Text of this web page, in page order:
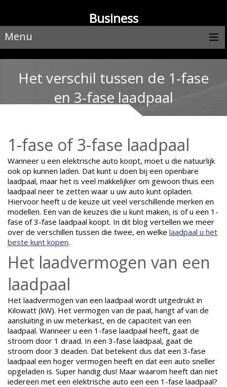
Business
Menu
Het verschil tussen de 1-fase
en 3-fase laadpaal
1-fase of 3-fase laadpaal
Wanneer u een elektrische auto koopt, moet u die natuurlijk
ook op kunnen laden. Dat kunt u doen bij een openbare
laadpaal, maar het is veel makkelijker om gewoon thuis een
laadpaal neer te zetten waar u uw auto kunt opladen.
Hiervoor heeft u de keuze uit veel verschillende merken en
modellen. Een van de keuzes die u kunt maken, is of u een 1-
fase of 3-fase laadpaal koopt. In dit blog vertellen we meer
over de verschillen tussen die twee, en welke laadpaal u het
beste kunt kopen.
Het laadvermogen van een
laadpaal
Het laadvermogen van een laadpaal wordt uitgedrukt in
Kilowatt (kW). Het vermogen van de paal, hangt af van de
aansluiting in uw meterkast, en de capaciteit van een
laadpaal. Wanneer u een 1-fase laadpaal heeft, gaat de
stroom door 1 draad. In een 3-fase laadpaal, gaat de
stroom door 3 deaden. Dat betekent dus dat een 3-fase
laadpaal een hoger vermogen heeft en dat een auto sneller
opgeladen is. Super handig dus! Maar waarom heeft dan niet
iedereen met een elektrische auto een een 1-fase laadpaal?